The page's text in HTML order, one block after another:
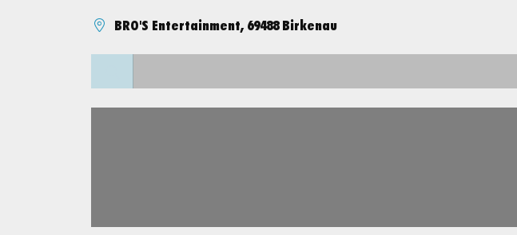
BRO'S Entertainment, 69488 Birkenau